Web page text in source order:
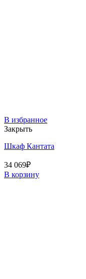
В избранное
Закрыть
Шкаф Кантата
34 069₽
В корзину